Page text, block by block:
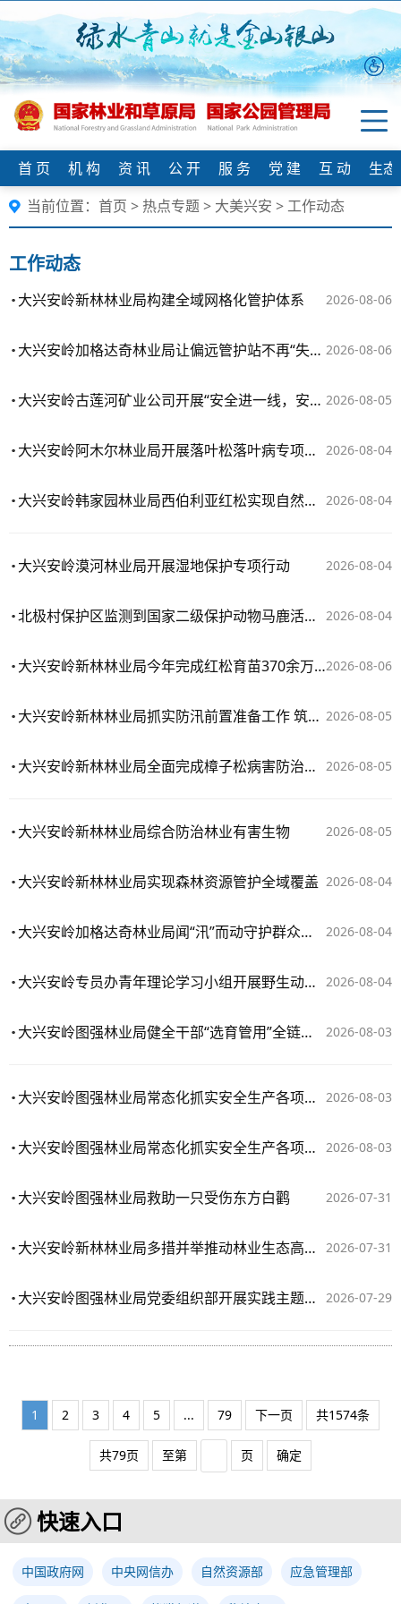
首 页 机 构 资 讯 公 开 服 务 党 建 互 动
生
当前位置： 首页 > 热点专题> 大美兴安 >工作动态
工作动态
2026-08-06
大兴安岭新林林业局构建全域网格化管护体系
2026-08-06
大兴安岭加格达奇林业局让偏远管护站不再“失联”
2026-08-05
大兴安岭古莲河矿业公司开展“安全进一线，安全进社区”主题宣教活动
2026-08-04
大兴安岭阿木尔林业局开展落叶松落叶病专项防治工作
2026-08-04
大兴安岭韩家园林业局西伯利亚红松实现自然结实
2026-08-04
大兴安岭漠河林业局开展湿地保护专项行动
2026-08-04
北极村保护区监测到国家二级保护动物马鹿活动影像
2026-08-06
大兴安岭新林林业局今年完成红松育苗370余万株
2026-08-05
大兴安岭新林林业局抓实防汛前置准备工作 筑牢林区安全防线
2026-08-05
大兴安岭新林林业局全面完成樟子松病害防治工作
2026-08-05
大兴安岭新林林业局综合防治林业有害生物
2026-08-04
大兴安岭新林林业局实现森林资源管护全域覆盖
2026-08-04
大兴安岭加格达奇林业局闻“汛”而动守护群众生命财产安全
2026-08-04
大兴安岭专员办青年理论学习小组开展野生动物致害补偿专题调研
2026-08-03
大兴安岭图强林业局健全干部“选育管用”全链条体系
2026-08-03
大兴安岭图强林业局常态化抓实安全生产各项工作
2026-08-03
大兴安岭图强林业局常态化抓实安全生产各项工作
2026-07-31
大兴安岭图强林业局救助一只受伤东方白鹳
2026-07-31
大兴安岭新林林业局多措并举推动林业生态高质量发展
2026-07-29
大兴安岭图强林业局党委组织部开展实践主题党日活动
1 2 3 4 5 ... 79 下一页 共1574条
共79页 至第 页 确定
快速入口
中国政府网 中央网信办 自然资源部 应急管理部